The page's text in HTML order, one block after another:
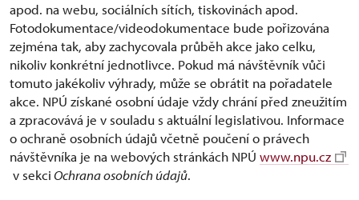
apod. na webu, sociálních sítích, tiskovinách apod.
Fotodokumentace/videodokumentace bude pořizována
zejména tak, aby zachycovala průběh akce jako celku,
nikoliv konkrétní jednotlivce. Pokud má návštěvník vůči
tomuto jakékoliv výhrady, může se obrátit na pořadatele
akce. NPÚ získané osobní údaje vždy chrání před zneužitím
a zpracovává je v souladu s aktuální legislativou. Informace
o ochraně osobních údajů včetně poučení o právech
návštěvníka je na webových stránkách NPÚ www.npu.cz
v sekciOchrana osobních údajů.